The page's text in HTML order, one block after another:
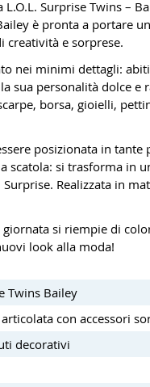
Surprise Twins –
è pronta a portare
creatività e sorprese.
nei minimi dettagli:
sua personalità dolce
borsa, gioielli,
posizionata in
scatola: si trasforma in
Realizzata in
giornata si riempie di
look alla moda!
Twins Bailey
con accessori
decorativi